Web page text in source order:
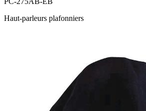
Haut-parleurs plafonniers